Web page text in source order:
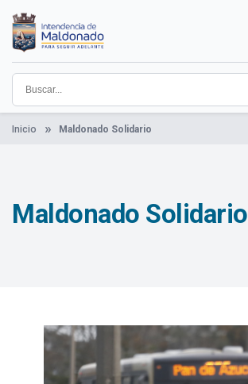
contenido
principal
Institucional
Municipios
Descubre Maldonado
Comunicación
Servicios
Guía De Trámites
Ver Noticias
Inicio Maldonado Solidario
Maldonado Solidario